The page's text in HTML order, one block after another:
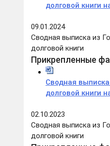
долговой книги
09.01.2024
Сводная выписка из
долговой книги
Прикрепленные
Сводная
долговой книги
02.10.2023
Сводная выписка из
долговой книги